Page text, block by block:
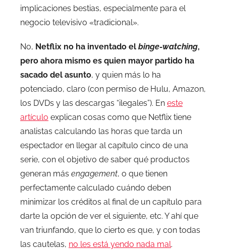
implicaciones bestias, especialmente para el
negocio televisivo «tradicional».
No, Netflix no ha inventado el binge-watching,
pero ahora mismo es quien mayor partido ha
sacado del asunto, y quien más lo ha
potenciado, claro (con permiso de Hulu, Amazon,
los DVDs y las descargas “ilegales”). En este
artículo explican cosas como que Netflix tiene
analistas calculando las horas que tarda un
espectador en llegar al capítulo cinco de una
serie, con el objetivo de saber qué productos
generan más engagement, o que tienen
perfectamente calculado cuándo deben
minimizar los créditos al final de un capítulo para
darte la opción de ver el siguiente, etc. Y ahí que
van triunfando, que lo cierto es que, y con todas
las cautelas, no les está yendo nada mal.